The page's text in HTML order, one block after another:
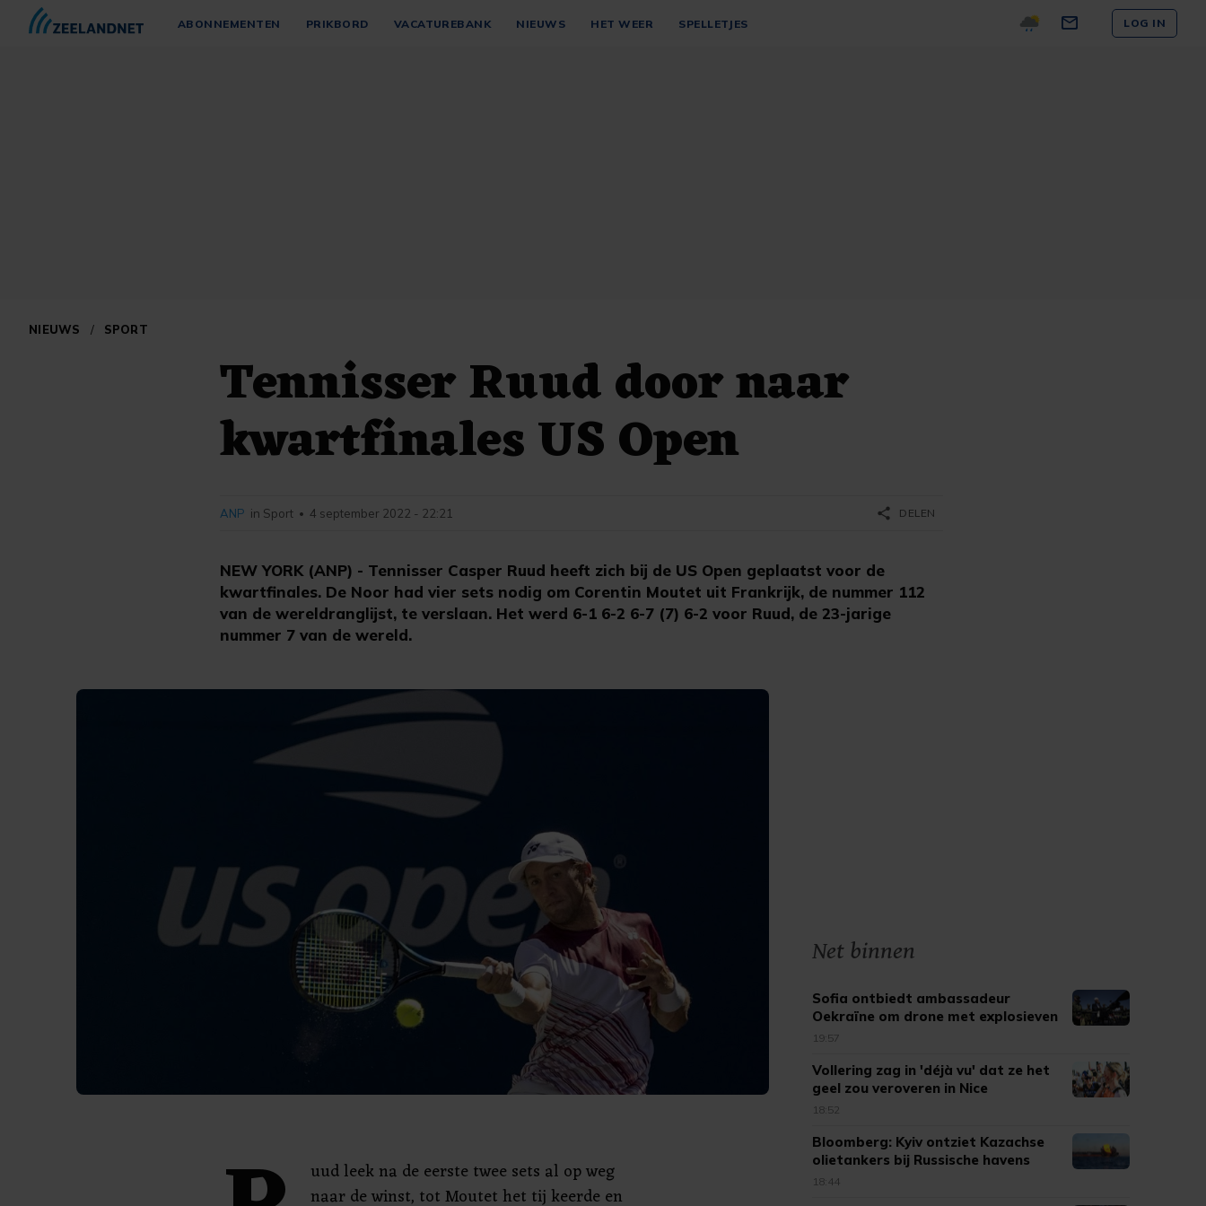
ABONNEMENTEN PRIKBORD VACATUREBANK NIEUWS HET WEER SPELLETJES LOG IN
NIEUWS / SPORT
Tennisser Ruud door naar
kwartfinales US Open
NEW YORK (ANP) - Tennisser Casper Ruud heeft zich bij de US Open geplaatst voor de
kwartfinales. De Noor had vier sets nodig om Corentin Moutet uit Frankrijk, de nummer 112
van de wereldranglijst, te verslaan. Het werd 6-1 6-2 6-7 (7) 6-2 voor Ruud, de 23-jarige
nummer 7 van de wereld.
ANP in Sport • 4 september 2022 - 22:21 share DELEN
uud leek na de eerste twee sets al op weg
naar de winst, tot Moutet het tij keerde en
Net binnen
Sofia ontbiedt ambassadeur
Oekraïne om drone met explosieven
19:57
Vollering zag in 'déjà vu' dat ze het
geel zou veroveren in Nice
18:52
Bloomberg: Kyiv ontziet Kazachse
olietankers bij Russische havens
18:44